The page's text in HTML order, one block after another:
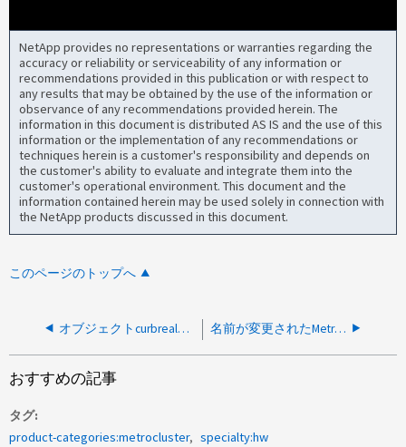
NetApp provides no representations or warranties regarding the
accuracy or reliability or serviceability of any information or
recommendations provided in this publication or with respect to
any results that may be obtained by the use of the information or
observance of any recommendations provided herein. The
information in this document is distributed AS IS and the use of this
information or the implementation of any recommendations or
techniques herein is a customer's responsibility and depends on
the customer's ability to evaluate and integrate them into the
customer's operational environment. This document and the
information contained herein may be used solely in connection with
the NetApp products discussed in this document.
このページのトップへ
オブジェクトcurbrealmのエントリが重複しているため、MetroCluster SVMの再同期が失敗します 名前が変更されたMetroCluster がスイッチオーバーまたはスイッチバックに失敗しています
おすすめの記事
タグ
product-categories:metrocluster
specialty:hw